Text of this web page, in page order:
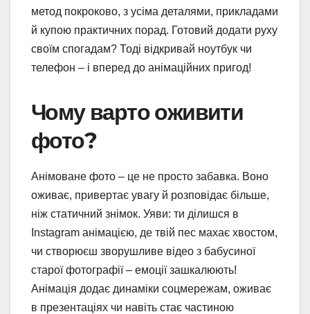
метод покроково, з усіма деталями, прикладами
й купою практичних порад. Готовий додати руху
своїм спогадам? Тоді відкривай ноутбук чи
телефон – і вперед до анімаційних пригод!
Чому варто оживити
фото?
Анімоване фото – це не просто забавка. Воно
оживає, привертає увагу й розповідає більше,
ніж статичний знімок. Уяви: ти ділишся в
Instagram анімацією, де твій пес махає хвостом,
чи створюєш зворушливе відео з бабусиної
старої фотографії – емоції зашкалюють!
Анімація додає динаміки соцмережам, оживає
в презентаціях чи навіть стає частиною